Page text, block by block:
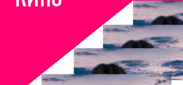
3-13 СЕНТЯБРЯ
DOKER 2026